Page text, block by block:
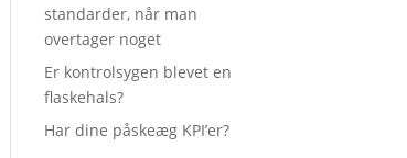
standarder, når man
overtager noget
Er kontrolsygen blevet en
flaskehals?
Har dine påskeæg KPI’er?